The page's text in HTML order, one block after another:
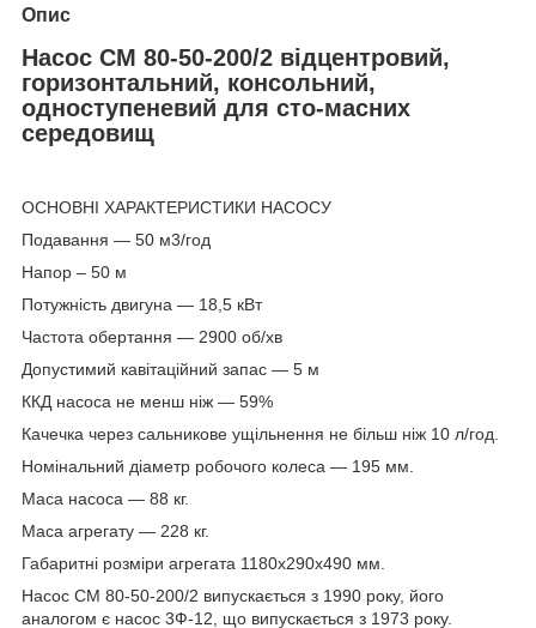
Опис
Насос СМ 80-50-200/2 відцентровий,
горизонтальний, консольний,
одноступеневий для сто-масних
середовищ
ОСНОВНІ ХАРАКТЕРИСТИКИ НАСОСУ
Подавання — 50 м3/год
Напор – 50 м
Потужність двигуна — 18,5 кВт
Частота обертання — 2900 об/хв
Допустимий кавітаційний запас — 5 м
ККД насоса не менш ніж — 59%
Качечка через сальникове ущільнення не більш ніж 10 л/год.
Номінальний діаметр робочого колеса — 195 мм.
Маса насоса — 88 кг.
Маса агрегату — 228 кг.
Габаритні розміри агрегата 1180х290х490 мм.
Насос СМ 80-50-200/2 випускається з 1990 року, його
аналогом є насос 3Ф-12, що випускається з 1973 року.